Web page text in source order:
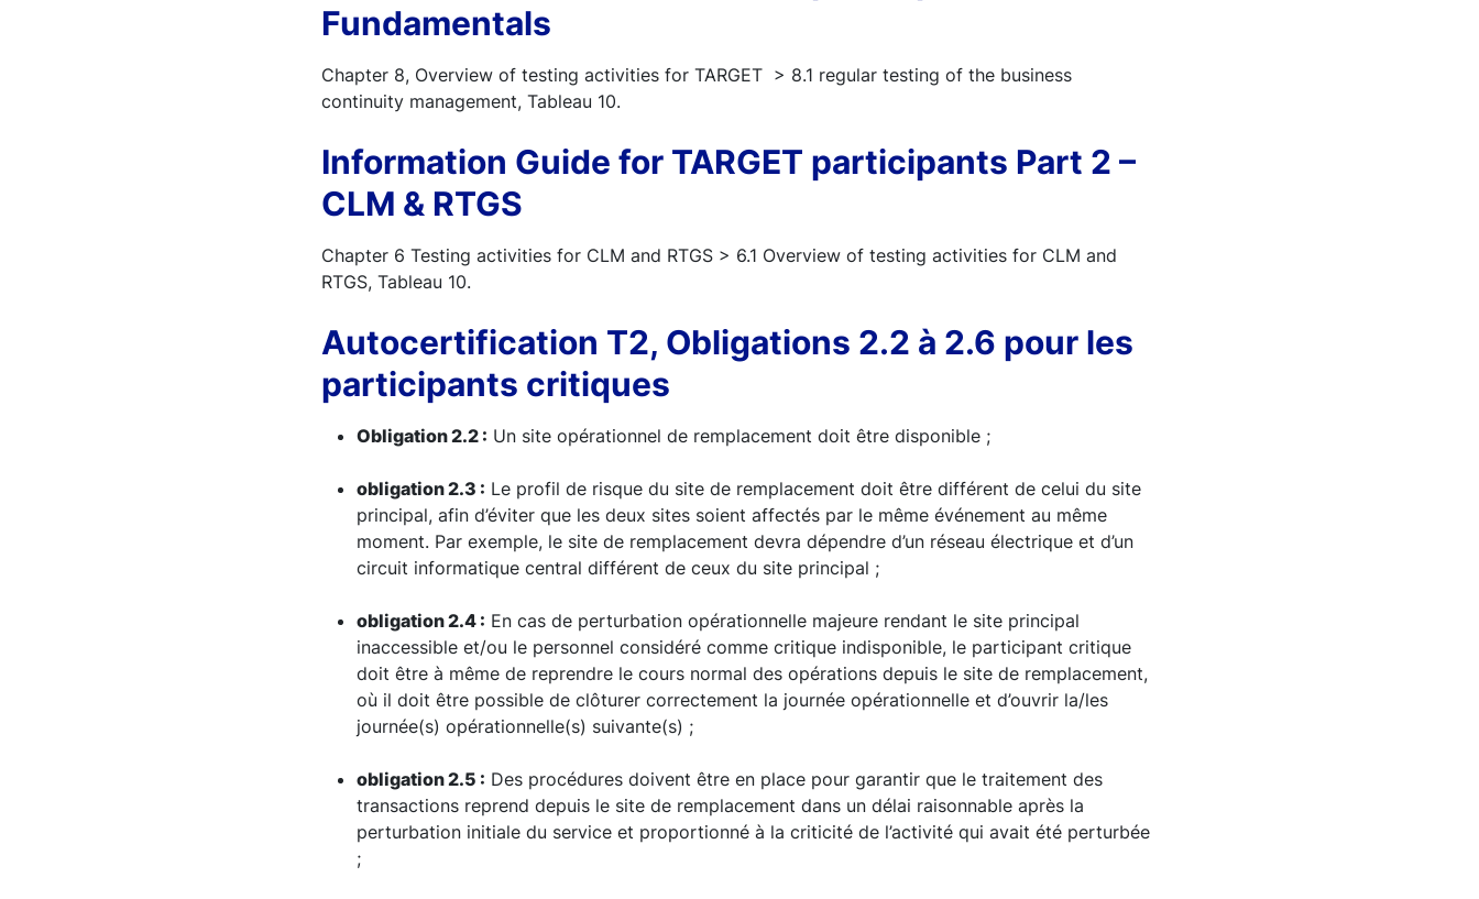
Fundamentals
Chapter 8, Overview of testing activities for TARGET > 8.1 regular testing of the business
continuity management, Tableau 10.
Information Guide for TARGET participants Part 2 –
CLM & RTGS
Chapter 6 Testing activities for CLM and RTGS > 6.1 Overview of testing activities for CLM and
RTGS, Tableau 10.
Autocertification T2, Obligations 2.2 à 2.6 pour les
participants critiques
Obligation 2.2 : Un site opérationnel de remplacement doit être disponible ;
obligation 2.3 : Le profil de risque du site de remplacement doit être différent de celui du site
principal, afin d’éviter que les deux sites soient affectés par le même événement au même
moment. Par exemple, le site de remplacement devra dépendre d’un réseau électrique et d’un
circuit informatique central différent de ceux du site principal ;
obligation 2.4 : En cas de perturbation opérationnelle majeure rendant le site principal
inaccessible et/ou le personnel considéré comme critique indisponible, le participant critique
doit être à même de reprendre le cours normal des opérations depuis le site de remplacement,
où il doit être possible de clôturer correctement la journée opérationnelle et d’ouvrir la/les
journée(s) opérationnelle(s) suivante(s) ;
obligation 2.5 : Des procédures doivent être en place pour garantir que le traitement des
transactions reprend depuis le site de remplacement dans un délai raisonnable après la
perturbation initiale du service et proportionné à la criticité de l’activité qui avait été perturbée
;